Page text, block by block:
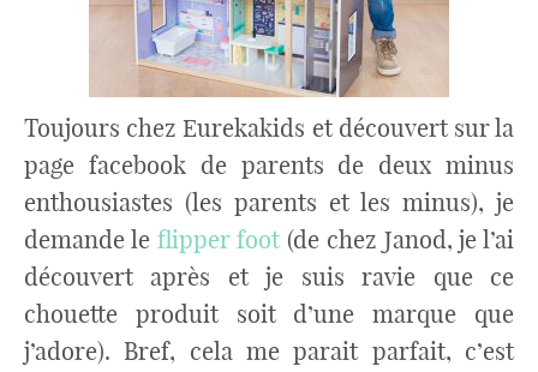
Toujours chez Eurekakids et découvert sur la
page facebook de parents de deux minus
enthousiastes (les parents et les minus), je
demande le flipper foot (de chez Janod, je l’ai
découvert après et je suis ravie que ce
chouette produit soit d’une marque que
j’adore). Bref, cela me parait parfait, c’est